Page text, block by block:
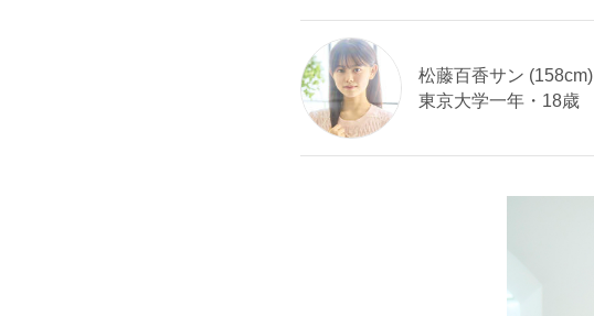
松藤百香サン (158cm)
東京大学一年・18歳